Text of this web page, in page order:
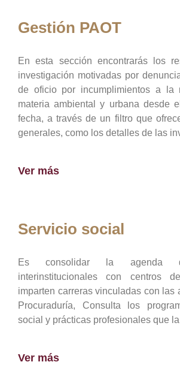
Gestión PAOT
En esta sección encontrarás los
investigación motivadas por
de oficio por incumplimientos a la
materia ambiental y urbana desde
fecha, a través de un filtro que
generales, como los detalles de las
Ver más
Servicio social
Es consolidar la agenda
interinstitucionales con centros
imparten carreras vinculadas con las
Procuraduría, Consulta los
social y prácticas profesionales que
Ver más